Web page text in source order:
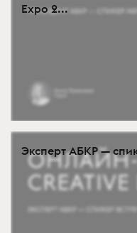
Expo 2...
Эксперт АБКР —